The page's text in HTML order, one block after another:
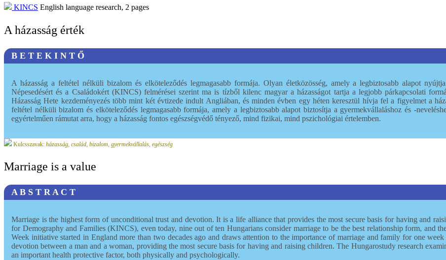
KINCS English language research, 2 pages
A házasság érték
B E T E K I N T Ő
A házasság a feltétel nélküli bizalom és elköteleződés legmagasabb formája. Olyan életközösség, amely a legbiztosabb alapot
Népesedésért és a Családokért (KINCS) felmérései szerint ma is tízből kilenc magyar a házasságot tartja a legjobb párkapcsolati
Házasság Hete kezdeményezés több mint két évtizede indult Angliában, és minden évben egy héten keresztül hívja fel a figyelmet a
feltétel nélküli bizalom és elköteleződés legmagasabb formája, amely a legbiztosabb alapot biztosítja a gyermekvállaláshoz és -
egyértelműen rámutat arra, hogy a házasság fontos egészségvédő tényező, mind fizikai, mind pszichológiai értelemben.
Kulcsszavak: házasság, család, bizalom, gyermekvállalás, egészség
Marriage is a value
A B S T R A C T
Marriage is the highest form of unconditional trust and devotion. It is a life alliance that provides the most secure basis for having and
for Demography and Families (KINCS), even today, nine out of ten Hungarians consider marriage to be the best relationship form, and
Week initiative started in England more than two decades ago and draws attention to the importance of marriage and family for one
devotion between a man and a woman, providing the most secure basis for having and raising children. The Hungarostudy research
an important health protective factor, both physically and psychologically.